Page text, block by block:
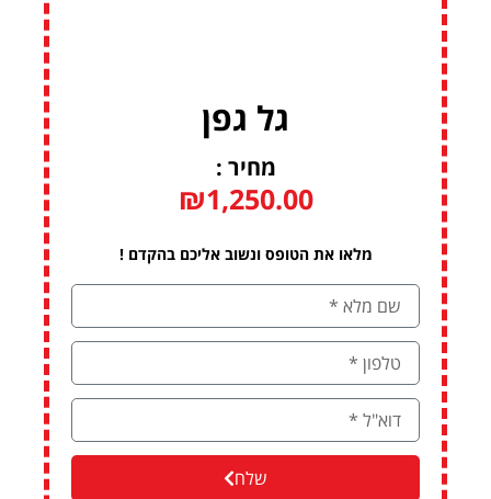
גל גפן
מחיר :
₪1,250.00
מלאו את הטופס ונשוב אליכם בהקדם !
שלח